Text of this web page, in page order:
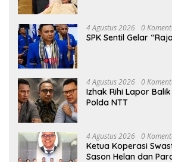
4 Agustus 2026 0
SPK Sentil Gelar
4 Agustus 2026 0
Izhak Rihi Lapor
Polda NTT
4 Agustus 2026 0
Ketua Koperasi
Sason Helan dan